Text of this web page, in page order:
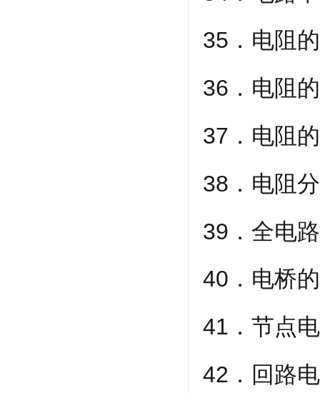
35．电阻
36．电阻
37．电阻
38．电阻
39．全电
40．电桥
41．节点
42．回路